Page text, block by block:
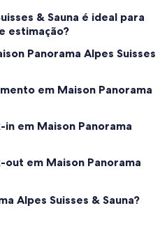
& Sauna é ideal para
estimação?
Panorama Alpes Suisses
em Maison Panorama
em Maison Panorama
em Maison Panorama
Alpes Suisses & Sauna?